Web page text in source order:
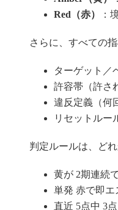
Red （赤） ：
さらに、すべての
ターゲット／
許容帯（許さ
違反定義（何
リセットルー
判定ルールは、ど
黄が 2期連続
単発 赤で即エ
直近 5点中 3